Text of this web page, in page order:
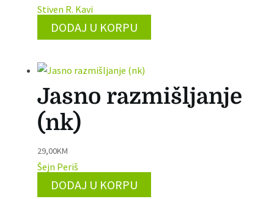
Stiven R. Kavi
DODAJ U KORPU
Jasno razmišljanje
(nk)
29,00KM
Šejn Periš
DODAJ U KORPU